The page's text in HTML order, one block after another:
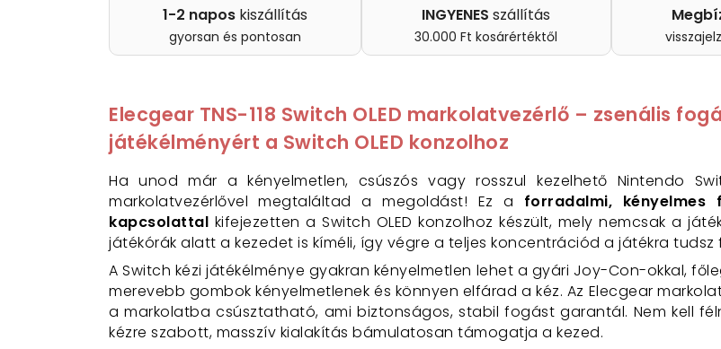
1-2 naposkiszállítás
gyorsan és pontosan
INGYENES szállítás
30.000 Ft kosárértéktől
Elecgear TNS-118 Switch OLED markolatvezérlő – zsenális
játékélményért a Switch OLED konzolhoz
Ha unod már a kényelmetlen, csúszós vagy rosszul kezelhető Nintendo
markolatvezérlővel megtaláltad a megoldást! Ez a forradalmi, kényelmes
kapcsolattal kifejezetten a Switch OLED konzolhoz készült, mely nemcsak a
játékórák alatt a kezedet is kíméli, így végre a teljes koncentrációd a játékra tudsz
A Switch kézi játékélménye gyakran kényelmetlen lehet a gyári Joy-Con-okkal,
merevebb gombok kényelmetlenek és könnyen elfárad a kéz. Az Elecgear
a markolatba csúsztatható, ami biztonságos, stabil fogást garantál. Nem kell
kézre szabott, masszív kialakítás bámulatosan támogatja a kezed.